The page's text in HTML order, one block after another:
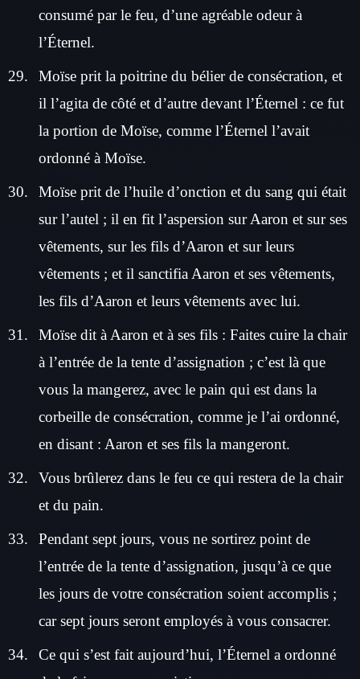
consumé par le feu, d’une agréable odeur à
l’Éternel.
Moïse prit la poitrine du bélier de consécration, et
il l’agita de côté et d’autre devant l’Éternel : ce fut
la portion de Moïse, comme l’Éternel l’avait
ordonné à Moïse.
Moïse prit de l’huile d’onction et du sang qui était
sur l’autel ; il en fit l’aspersion sur Aaron et sur ses
vêtements, sur les fils d’Aaron et sur leurs
vêtements ; et il sanctifia Aaron et ses vêtements,
les fils d’Aaron et leurs vêtements avec lui.
Moïse dit à Aaron et à ses fils : Faites cuire la chair
à l’entrée de la tente d’assignation ; c’est là que
vous la mangerez, avec le pain qui est dans la
corbeille de consécration, comme je l’ai ordonné,
en disant : Aaron et ses fils la mangeront.
Vous brûlerez dans le feu ce qui restera de la chair
et du pain.
Pendant sept jours, vous ne sortirez point de
l’entrée de la tente d’assignation, jusqu’à ce que
les jours de votre consécration soient accomplis ;
car sept jours seront employés à vous consacrer.
Ce qui s’est fait aujourd’hui, l’Éternel a ordonné